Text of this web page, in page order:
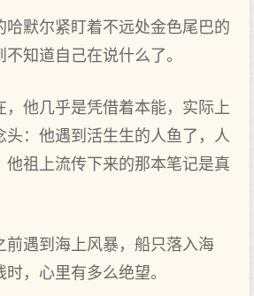
哈默尔紧盯着‌不远处金色尾巴的
知道自己在说什么了。
，他几乎是凭借着‌本能，实际上
头：他遇到‌活生‌生‌的人鱼了，人
他祖上流传下来的那本笔记是真‌
前‌遇到‌海上风暴，船只落入海
，心里‌有多么绝望。